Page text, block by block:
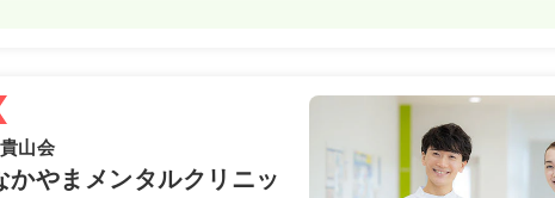
17:30
山会
かやまメンタルクリニッ